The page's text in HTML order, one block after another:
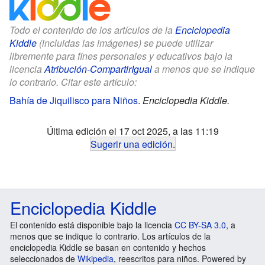
Todo el contenido de los artículos de la Enciclopedia
Kiddle (incluidas las imágenes) se puede utilizar
libremente para fines personales y educativos bajo la
licencia Atribución-CompartirIguala menos que se indique
lo contrario. Citar este artículo:
Bahía de Jiquilisco para Niños. Enciclopedia Kiddle.
Última edición el 17 oct 2025, a las 11:19
Sugerir una edición.
Enciclopedia Kiddle
El contenido está disponible bajo la licencia CC BY-SA 3.0, a
menos que se indique lo contrario. Los artículos de la
enciclopedia Kiddle se basan en contenido y hechos
seleccionados de Wikipedia, reescritos para niños. Powered by